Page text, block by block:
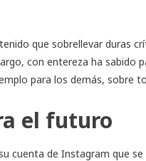
que sobrellevar duras
con entereza ha
para los demás, sobre
el futuro
cuenta de Instagram que